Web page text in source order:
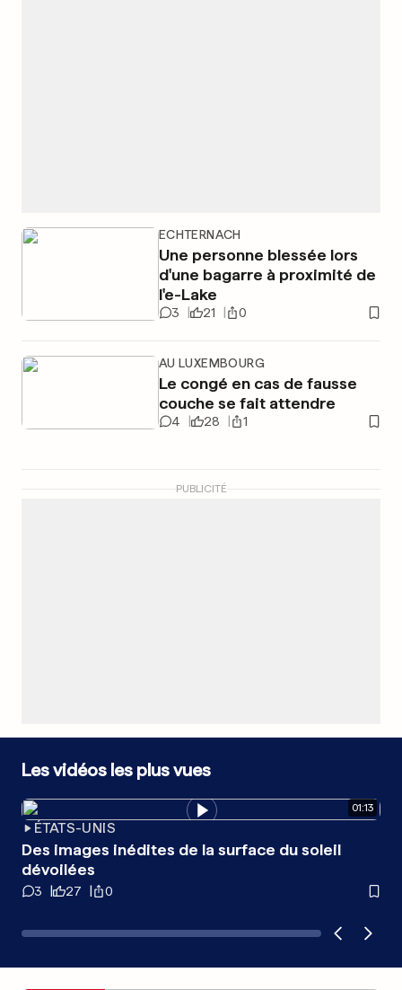
ECHTERNACH
Une personne blessée lors
d'une bagarre à proximité de
l'e-Lake
3 21 0
AU LUXEMBOURG
Le congé en cas de fausse
couche se fait attendre
4 28 1
PUBLICITÉ
Les vidéos les plus vues
01:13
ÉTATS-UNIS
Des images inédites de la surface du soleil
dévoilées
3 27 0